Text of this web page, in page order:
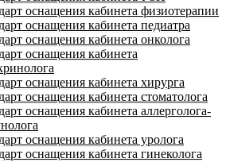
оснащения кабинета физиотерапии
оснащения кабинета педиатра
оснащения кабинета онколога
оснащения кабинета
оснащения кабинета хирурга
оснащения кабинета стоматолога
оснащения кабинета аллерголога-
оснащения кабинета уролога
оснащения кабинета гинеколога